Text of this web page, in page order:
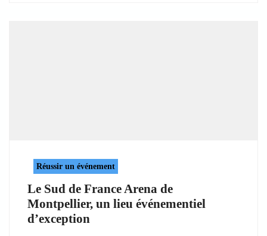
Réussir un événement
Le Sud de France Arena de
Montpellier, un lieu événementiel
d’exception